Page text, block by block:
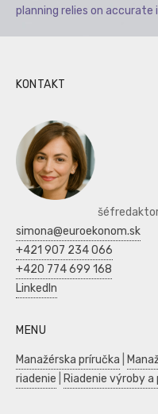
planning relies on accurate
KONTAKT
simona@euroekonom.sk
+421 907 234 066
+420 774 699 168
LinkedIn
MENU
Manažérska príručka
riadenie
Riadenie výroby a